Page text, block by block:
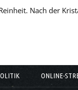
Nach der
ONLINE-